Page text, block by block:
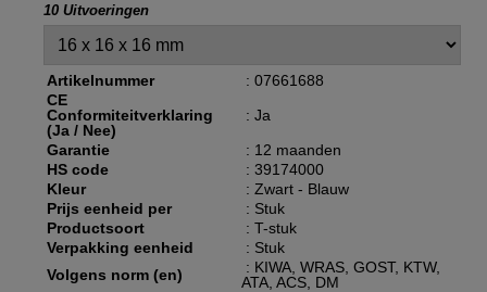
10 Uitvoeringen
Artikelnummer
: 07661688
CE
Conformiteitverklaring
(Ja / Nee)
: Ja
Garantie
: 12 maanden
HS code
: 39174000
Kleur
: Zwart - Blauw
Prijs eenheid per
: Stuk
Productsoort
: T-stuk
Verpakking eenheid
: Stuk
Volgens norm (en)
: KIWA, WRAS, GOST, KTW,
ATA, ACS, DM